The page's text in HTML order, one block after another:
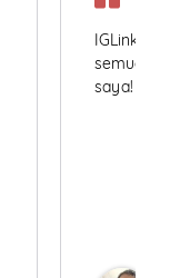
IGLinks.io
semua
saya!